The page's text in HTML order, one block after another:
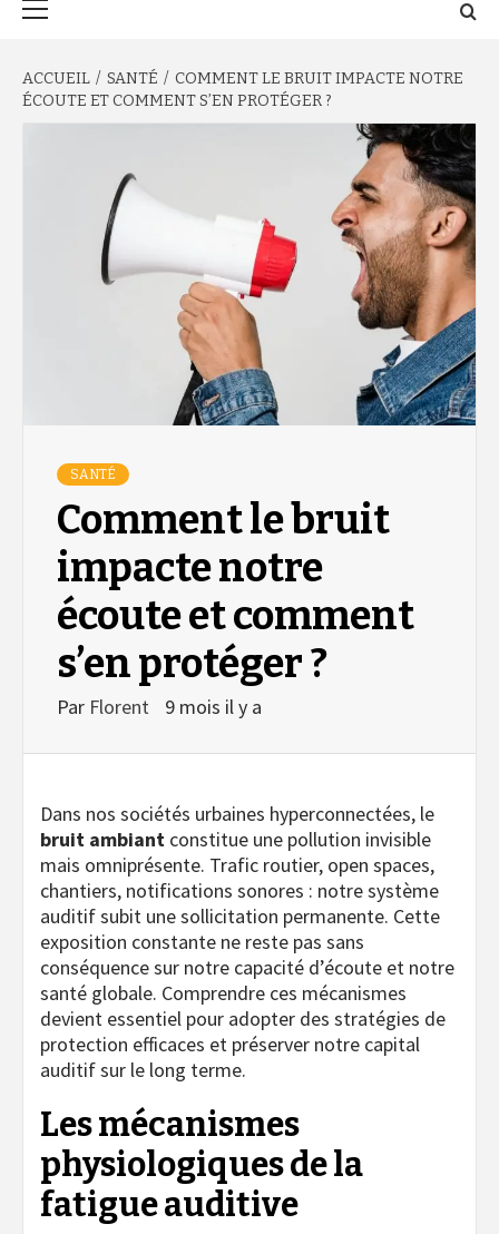
ACCUEIL SANTÉ
COMMENT LE BRUIT IMPACTE NOTRE
ÉCOUTE ET COMMENT S’EN PROTÉGER ?
SANTÉ
Comment le bruit
impacte notre
écoute et comment
s’en protéger ?
Par Florent 9 mois il y a
Dans nos sociétés urbaines hyperconnectées, le
bruit ambiant constitue une pollution invisible
mais omniprésente. Trafic routier, open spaces,
chantiers, notifications sonores : notre système
auditif subit une sollicitation permanente. Cette
exposition constante ne reste pas sans
conséquence sur notre capacité d’écoute et notre
santé globale. Comprendre ces mécanismes
devient essentiel pour adopter des stratégies de
protection efficaces et préserver notre capital
auditif sur le long terme.
Les mécanismes
physiologiques de la
fatigue auditive